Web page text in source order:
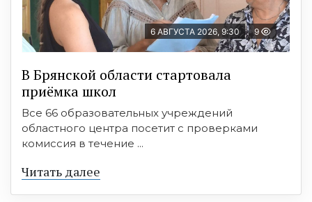
6 АВГУСТА 2026, 9:30 9
В Брянской области стартовала
приёмка школ
Все 66 образовательных учреждений
областного центра посетит с проверками
комиссия в течение ...
Читать далее